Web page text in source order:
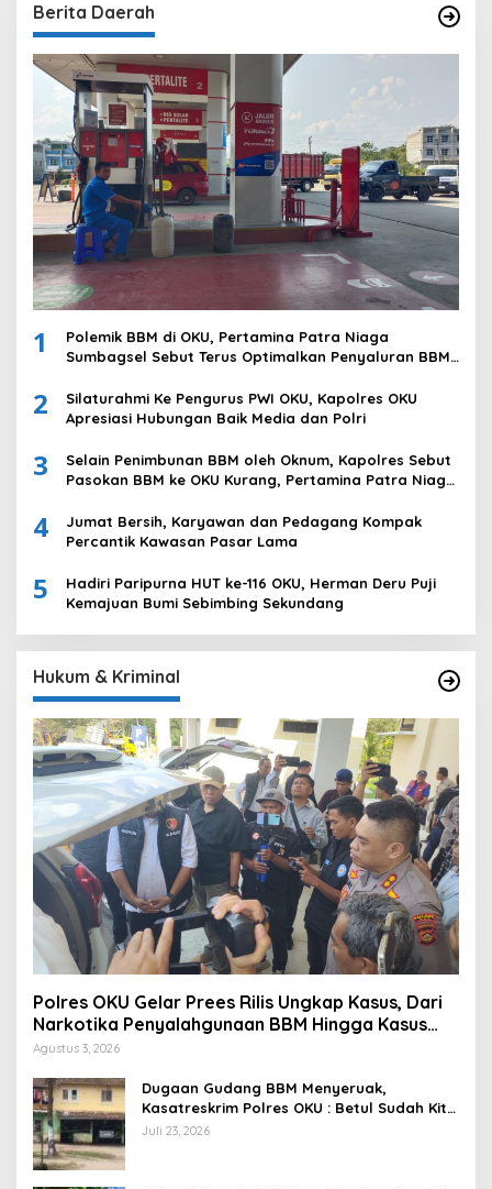
Berita Daerah
1
Polemik BBM di OKU, Pertamina Patra Niaga
Sumbagsel Sebut Terus Optimalkan Penyaluran BBM
Komering Ulu
2
Silaturahmi Ke Pengurus PWI OKU, Kapolres OKU
Apresiasi Hubungan Baik Media dan Polri
3
Selain Penimbunan BBM oleh Oknum, Kapolres Sebut
Pasokan BBM ke OKU Kurang, Pertamina Patra Niaga
4
Jumat Bersih, Karyawan dan Pedagang Kompak
Percantik Kawasan Pasar Lama
5
Hadiri Paripurna HUT ke-116 OKU, Herman Deru Puji
Kemajuan Bumi Sebimbing Sekundang
Hukum & Kriminal
Polres OKU Gelar Prees Rilis Ungkap Kasus, Dari
Narkotika Penyalahgunaan BBM Hingga Kasus
Korupsi
Agustus 3, 2026
Dugaan Gudang BBM Menyeruak,
Kasatreskrim Polres OKU : Betul Sudah Kita
Pasang Police Line
Juli 23, 2026